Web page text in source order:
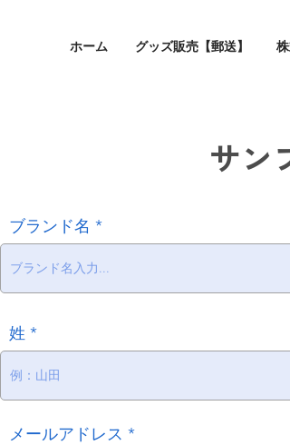
ホーム グッズ販売【郵送】
サン
ブランド名
姓
メールアドレス